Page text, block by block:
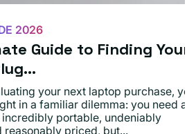
Guide to Finding Your
2026
your next laptop purchase, you
in a familiar dilemma: you need a
portable, undeniably
reasonably priced, but...